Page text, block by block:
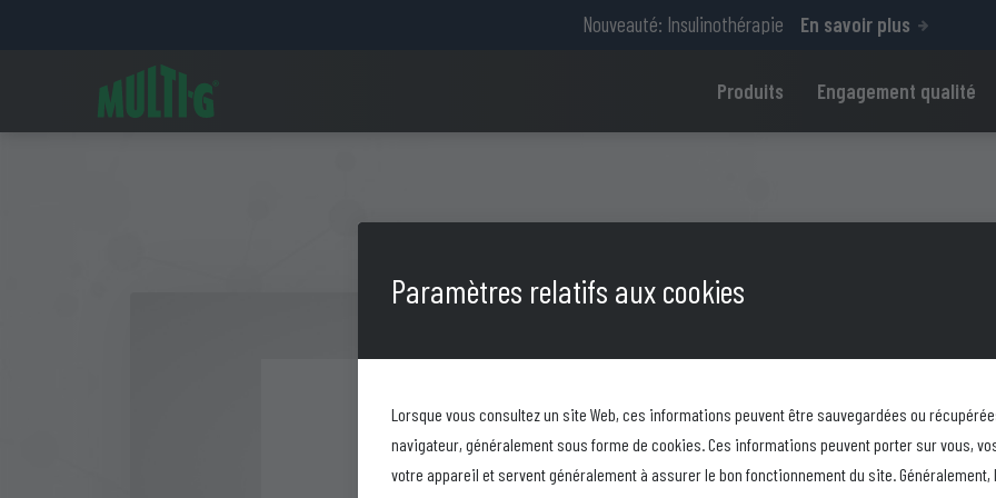
Nouveauté: Insulinothérapie En savoir plus
Produits Engagement qualité
Paramètres relatifs aux cookies
Lorsque vous consultez un site Web, ces informations peuvent être sauvegardées ou
navigateur, généralement sous forme de cookies. Ces informations peuvent porter sur vous,
votre appareil et servent généralement à assurer le bon fonctionnement du site.